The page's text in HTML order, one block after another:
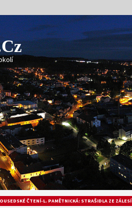
ČTENÍ-L. PAMĚTNICKÁ: STRAŠIDLA ZE ZÁLESÍ